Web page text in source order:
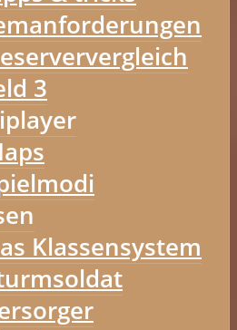
3
Klassensystem